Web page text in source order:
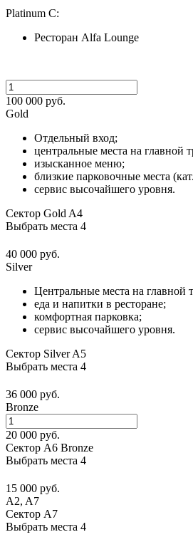
Platinum C:
Ресторан Alfa Lounge
100 000 руб.
Gold
Отдельный вход;
центральные места на главной
изысканное меню;
близкие парковочные места
сервис высочайшего уровня.
Сектор Gold A4
Выбрать места 4
40 000 руб.
Silver
Центральные места на главной
еда и напитки в ресторане;
комфортная парковка;
сервис высочайшего уровня.
Сектор Silver A5
Выбрать места 4
36 000 руб.
Bronze
20 000 руб.
Сектор А6 Bronze
Выбрать места 4
15 000 руб.
A2, A7
Сектор А7
Выбрать места 4